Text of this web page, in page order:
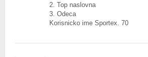
2. Top naslovna
3. Odeca
Korisnicko ime Sportex. 70